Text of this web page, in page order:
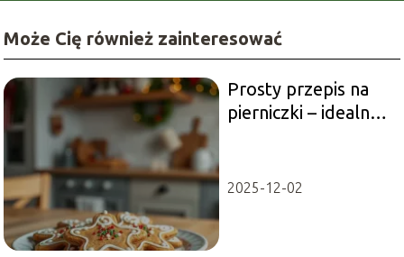
Może Cię również zainteresować
Prosty przepis na
pierniczki – idealne
2025-12-02